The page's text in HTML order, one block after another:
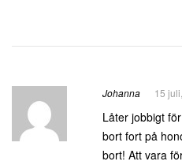
Johanna 15
Låter jobbigt
bort fort på
bort! Att vara